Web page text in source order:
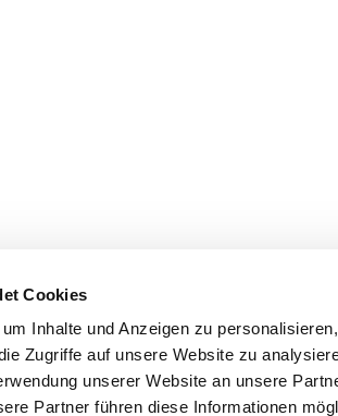
Cookies
Inhalte und Anzeigen zu
Zugriffe auf unsere Website zu
unserer Website an unsere
Partner führen diese Informationen
CONNECT
Kontakt